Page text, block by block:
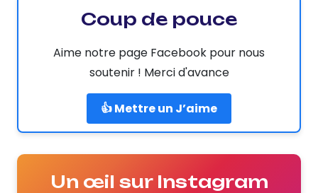
Coup de pouce
Aime notre page Facebook pour nous
soutenir ! Merci d'avance
👍 Mettre un J’aime
Un œil sur Instagram